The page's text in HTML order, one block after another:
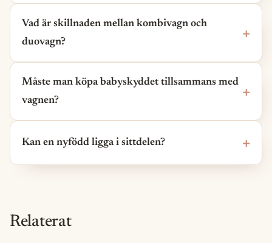
Vad är skillnaden mellan kombivagn och
duovagn?
Måste man köpa babyskyddet tillsammans med
vagnen?
Kan en nyfödd ligga i sittdelen?
Relaterat